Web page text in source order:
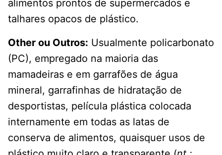
alimentos prontos de supermercados e
talhares opacos de plástico.
Other ou Outros: Usualmente policarbonato
(PC), empregado na maioria das
mamadeiras e em garrafões de água
mineral, garrafinhas de hidratação de
desportistas, película plástica colocada
internamente em todas as latas de
conserva de alimentos, quaisquer usos de